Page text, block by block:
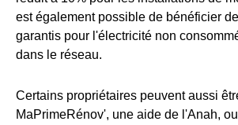
est également possible de bénéficier
garantis pour l'électricité non
dans le réseau.
Certains propriétaires peuvent aussi
MaPrimeRénov', une aide de l'Anah,